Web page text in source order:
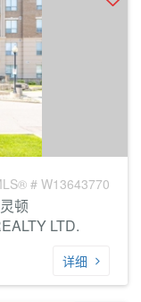
# W13643770
顿
LTD.
详细